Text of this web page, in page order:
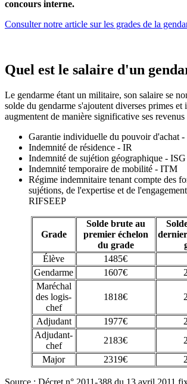
concours interne.
Consulter notre article sur les grades de la
Quel est le salaire d'un
Le gendarme étant un militaire, son salaire se
solde du gendarme s'ajoutent diverses primes et
augmentent de manière significative ses revenus
Garantie individuelle du pouvoir d'achat -
Indemnité de résidence - IR
Indemnité de sujétion géographique - ISG
Indemnité temporaire de mobilité - ITM
Régime indemnitaire tenant compte des
sujétions, de l'expertise et de
RIFSEEP
Grade
Solde brute au
premier échelon
du grade
Élève
1485€
Gendarme
1607€
Maréchal
des logis-
chef
1818€
Adjudant 1977€
Adjudant-
chef
2183€
Major
2319€
Source : Décret n° 2011-388 du 13 avril 2011